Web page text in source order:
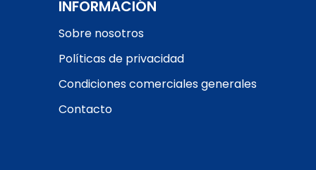
INFORMACIÓN
Sobre nosotros
Políticas de privacidad
Condiciones comerciales generales
Contacto